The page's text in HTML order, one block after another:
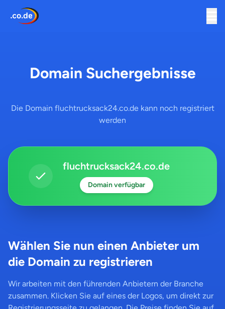
Domain Suchergebnisse
Die Domain fluchtrucksack24.co.de kann noch registriert
werden
fluchtrucksack24.co.de
Domain verfügbar
Wählen Sie nun einen Anbieter um
die Domain zu registrieren
Wir arbeiten mit den führenden Anbietern der Branche
zusammen. Klicken Sie auf eines der Logos, um direkt zur